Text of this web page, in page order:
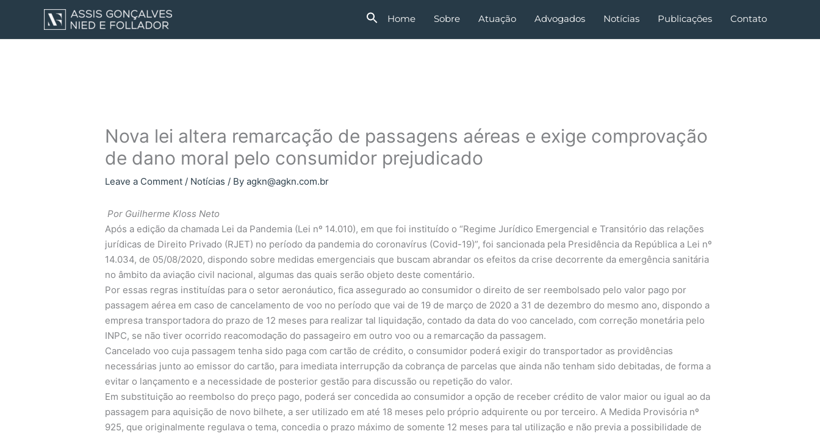
content
Home Sobre Atuação Advogados Notícias Publicações Contato
Nova lei altera remarcação de passagens aéreas e exige comprovação
de dano moral pelo consumidor prejudicado
Leave a Comment / Notícias / Byagkn@agkn.com.br
Por Guilherme Kloss Neto
Após a edição da chamada Lei da Pandemia (Lei nº 14.010), em que foi instituído o “Regime Jurídico Emergencial e Transitório das relações
jurídicas de Direito Privado (RJET) no período da pandemia do coronavírus (Covid-19)”, foi sancionada pela Presidência da República a Lei nº
14.034, de 05/08/2020, dispondo sobre medidas emergenciais que buscam abrandar os efeitos da crise decorrente da emergência sanitária
no âmbito da aviação civil nacional, algumas das quais serão objeto deste comentário.
Por essas regras instituídas para o setor aeronáutico, fica assegurado ao consumidor o direito de ser reembolsado pelo valor pago por
passagem aérea em caso de cancelamento de voo no período que vai de 19 de março de 2020 a 31 de dezembro do mesmo ano, dispondo a
empresa transportadora do prazo de 12 meses para realizar tal liquidação, contado da data do voo cancelado, com correção monetária pelo
INPC, se não tiver ocorrido reacomodação do passageiro em outro voo ou a remarcação da passagem.
Cancelado voo cuja passagem tenha sido paga com cartão de crédito, o consumidor poderá exigir do transportador as providências
necessárias junto ao emissor do cartão, para imediata interrupção da cobrança de parcelas que ainda não tenham sido debitadas, de forma a
evitar o lançamento e a necessidade de posterior gestão para discussão ou repetição do valor.
Em substituição ao reembolso do preço pago, poderá ser concedida ao consumidor a opção de receber crédito de valor maior ou igual ao da
passagem para aquisição de novo bilhete, a ser utilizado em até 18 meses pelo próprio adquirente ou por terceiro. A Medida Provisória nº
925, que originalmente regulava o tema, concedia o prazo máximo de somente 12 meses para tal utilização e não previa a possibilidade de